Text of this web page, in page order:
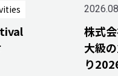
株式
大級
り